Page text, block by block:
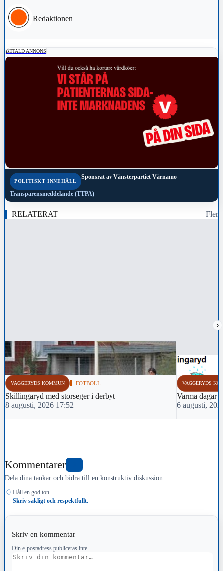
Redaktionen
BETALD ANNONS
POLITISKT INNEHÅLL
Sponsrat av Vänsterpartiet Värnamo
Transparensmeddelande (TTPA)
RELATERAT Fler
›
VAGGERYDS KOMMUN FOTBOLL
Skillingaryd med storseger i derbyt
8 augusti, 2026 17:52
VAGGERYDS
Varma dagar i
6 augusti,
Kommentarer
Dela dina tankar och bidra till en konstruktiv diskussion.
♢ Håll en god ton.
Skriv sakligt och respektfullt.
Skriv en kommentar
Din e-postadress publiceras inte.
Kommentar